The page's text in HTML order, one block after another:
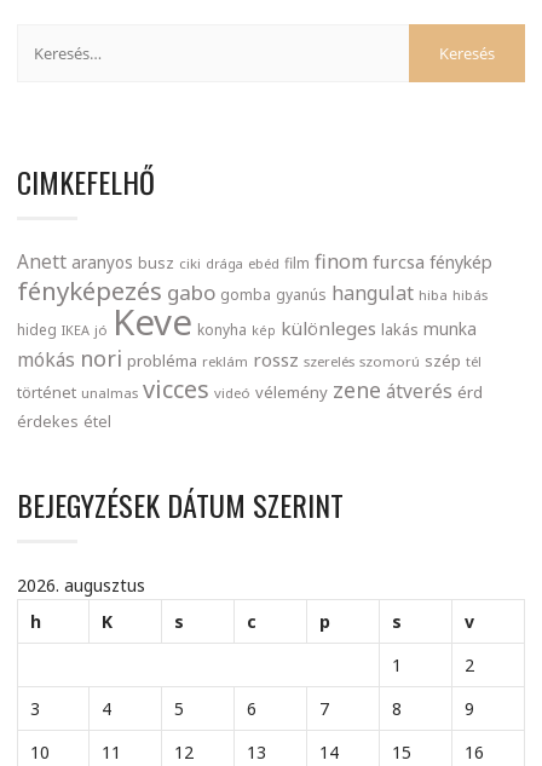
CIMKEFELHŐ
Anett aranyos busz ciki drága ebéd film finom furcsa fénykép
fényképezés gabo gomba gyanús hangulat hiba hibás
hideg IKEA jó Keve konyha kép különleges lakás munka
mókás nori probléma reklám rossz szerelés szomorú szép tél
történet unalmas vicces videó vélemény zene átverés érd
érdekes étel
BEJEGYZÉSEK DÁTUM SZERINT
2026. augusztus
h
K s c p s
v
1
2
3
4 5 6 7 8
9
10
11 12 13 14 15
16